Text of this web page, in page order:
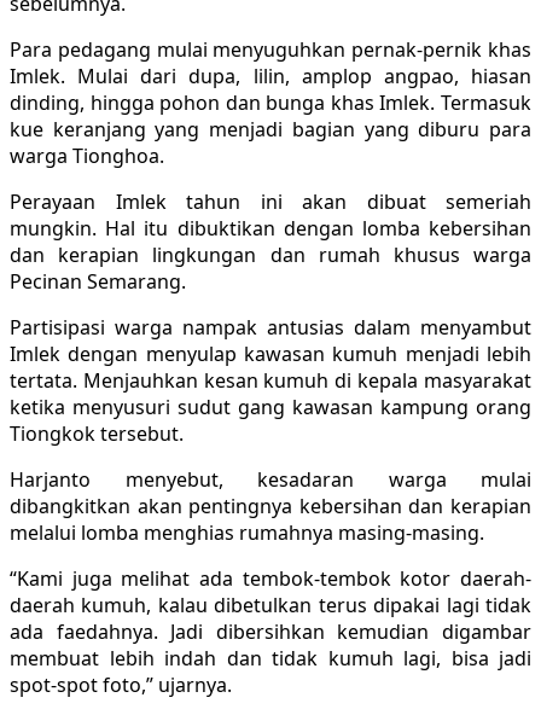
Para pedagang mulai menyuguhkan pernak-pernik khas
Imlek. Mulai dari dupa, lilin, amplop angpao, hiasan
dinding, hingga pohon dan bunga khas Imlek. Termasuk
kue keranjang yang menjadi bagian yang diburu para
warga Tionghoa.
Perayaan Imlek tahun ini akan dibuat semeriah
mungkin. Hal itu dibuktikan dengan lomba kebersihan
dan kerapian lingkungan dan rumah khusus warga
Pecinan Semarang.
Partisipasi warga nampak antusias dalam menyambut
Imlek dengan menyulap kawasan kumuh menjadi lebih
tertata. Menjauhkan kesan kumuh di kepala masyarakat
ketika menyusuri sudut gang kawasan kampung orang
Tiongkok tersebut.
Harjanto menyebut, kesadaran warga mulai
dibangkitkan akan pentingnya kebersihan dan kerapian
melalui lomba menghias rumahnya masing-masing.
“Kami juga melihat ada tembok-tembok kotor daerah-
daerah kumuh, kalau dibetulkan terus dipakai lagi tidak
ada faedahnya. Jadi dibersihkan kemudian digambar
membuat lebih indah dan tidak kumuh lagi, bisa jadi
spot-spot foto,” ujarnya.